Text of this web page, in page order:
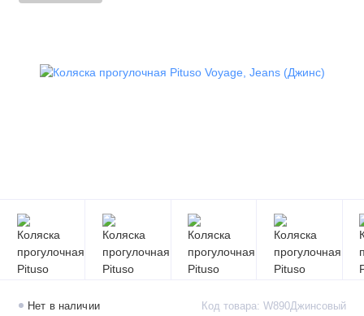
Нет в наличии Код товара: W890Джинсовый